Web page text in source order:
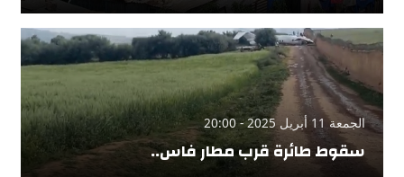
الجمعة 11 أبريل 2025 - 20:00
سقوط طائرة قرب مطار فاس..